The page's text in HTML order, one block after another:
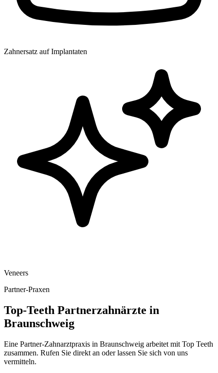
Zahnersatz auf Implantaten
Veneers
Partner-Praxen
Top-Teeth Partnerzahnärzte in
Braunschweig
Eine Partner-Zahnarztpraxis in Braunschweig arbeitet mit Top Teeth
zusammen. Rufen Sie direkt an oder lassen Sie sich von uns
vermitteln.